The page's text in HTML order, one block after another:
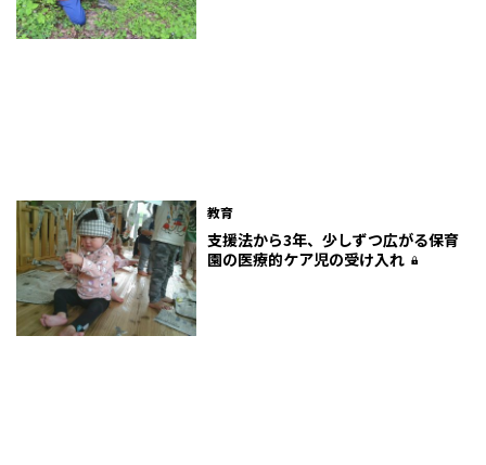
教育
支援法から3年、少しずつ広がる保育
園の医療的ケア児の受け入れ